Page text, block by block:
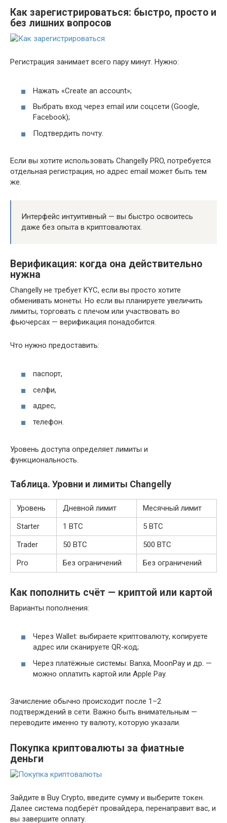
Как зарегистрироваться: быстро, просто и
без лишних вопросов
Регистрация занимает всего пару минут. Нужно:
Нажать «Create an account»;
Выбрать вход через email или соцсети (Google,
Facebook);
Подтвердить почту.
Если вы хотите использовать Changelly PRO, потребуется
отдельная регистрация, но адрес email может быть тем
же.
Интерфейс интуитивный — вы быстро освоитесь
даже без опыта в криптовалютах.
Верификация: когда она действительно
нужна
Changelly не требует KYC, если вы просто хотите
обменивать монеты. Но если вы планируете увеличить
лимиты, торговать с плечом или участвовать во
фьючерсах — верификация понадобится.
Что нужно предоставить:
паспорт,
селфи,
адрес,
телефон.
Уровень доступа определяет лимиты и
функциональность.
Таблица. Уровни и лимиты Changelly
Уровень Дневной лимит
Месячный лимит
Starter
1 BTC
5 BTC
Trader
50 BTC
500 BTC
Pro
Без ограничений Без ограничений
Как пополнить счёт — криптой или картой
Варианты пополнения:
Через Wallet: выбираете криптовалюту, копируете
адрес или сканируете QR-код;
Через платёжные системы: Banxa, MoonPay и др. —
можно оплатить картой или Apple Pay.
Зачисление обычно происходит после 1–2
подтверждений в сети. Важно быть внимательным —
переводите именно ту валюту, которую указали.
Покупка криптовалюты за фиатные
деньги
Зайдите в Buy Crypto, введите сумму и выберите токен.
Далее система подберёт провайдера, перенаправит вас, и
вы завершите оплату.